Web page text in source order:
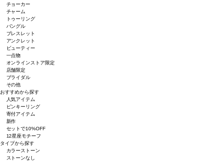
チョーカー
チャーム
トゥーリング
バングル
ブレスレット
アンクレット
ビューティー
一点物
オンラインストア限定
店舗限定
ブライダル
その他
おすすめから探す
人気アイテム
ピンキーリング
寄付アイテム
新作
セットで10%OFF
12星座モチーフ
タイプから探す
カラーストーン
ストーンなし